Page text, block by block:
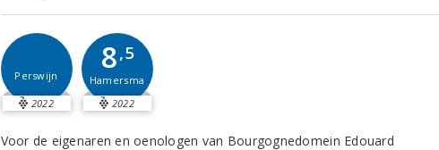
Perswijn
2022
8,5
Hamersma
2022
Voor de eigenaren en oenologen van Bourgognedomein Edouard